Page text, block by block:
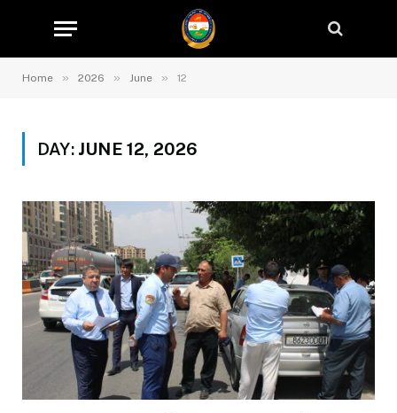
Home » 2026 » June » 12
DAY: JUNE 12, 2026